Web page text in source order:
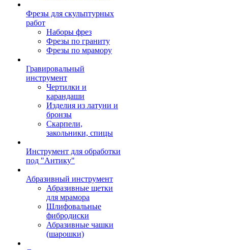
Фрезы для скульптурных
работ
Наборы фрез
Фрезы по граниту
Фрезы по мрамору
Гравировальный
инструмент
Чертилки и
карандаши
Изделия из латуни и
бронзы
Скарпели,
закольники, спицы
Инструмент для обработки
под "Антику"
Абразивный инструмент
Абразивные щетки
для мрамора
Шлифовальные
фибродиски
Абразивные чашки
(шарошки)